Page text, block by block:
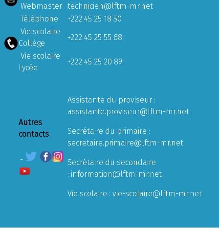
Webmaster technicien@lftm-mr.net
Téléphone
+222 45 25 18 50
Vie scolaire
Collège
+222 45 25 55 68
Vie scolaire
Lycée
+222 45 25 20 89
Autres
contacts
Assistante du proviseur :
assistante.proviseur@lftm-mr.net
Secrétaire du primaire :
secretaire.primaire@lftm-mr.net
Secrétaire du secondaire
: information@lftm-mr.net
Vie scolaire : vie-scolaire@lftm-mr.net